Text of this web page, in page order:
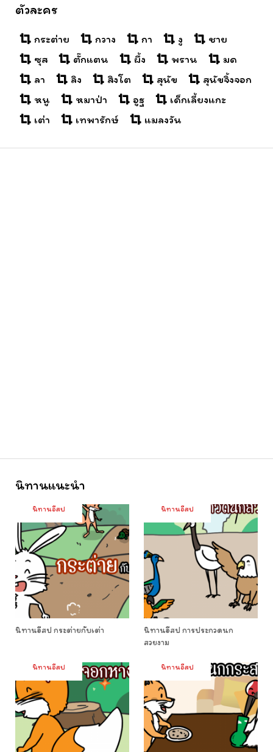
ตัวละคร
กระต่าย กวาง กา งู
ชาย
ซุส
ตั๊กแตน ผึ้ง พราน
มด
ลา
ลิง สิงโต สุนัข
สุนัขจิ้งจอก
หนู
หมาป่า อูฐ
เด็กเลี้ยงแกะ
เต่า
เทพารักษ์ แมลงวัน
นิทานแนะนำ
นิทานอีสป
นิทานอีสป กระต่ายกับเต่า
นิทานอีสป
นิทานอีสป การประกวดนก
สวยงาม
นิทานอีสป นิทานอีสป